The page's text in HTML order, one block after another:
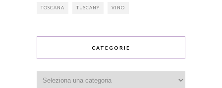
TOSCANA TUSCANY VINO
CATEGORIE